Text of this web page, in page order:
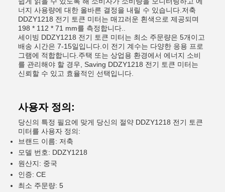
너지 사용량에 대한 올바른 결정을 내릴 수 있습니다.저축
DDZY1218 전기 토큰 미터는 매끄러운 흰색으로 제공되며
198 * 112 * 71 mm를 측정합니다..
세이빙 DDZY1218 전기 토큰 미터는 최소 주문량은 5개이고
배송 시간은 7-15일입니다.이 전기 계수는 다양한 응용 프로
그램에 적합합니다.주택 또는 상업용 환경에서 에너지 소비
를 관리해야 할 경우, Saving DDZY1218 전기 토큰 미터는
신뢰할 수 있고 효율적인 선택입니다.
사용자 정의:
당신의 특정 필요에 맞게 당신의 절약 DDZY1218 전기 토큰
미터를 사용자 정의:
브랜드 이름: 저축
모델 번호: DDZY1218
원산지: 중국
인증: CE
최소 주문량: 5